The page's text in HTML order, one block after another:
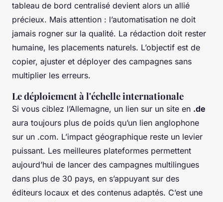
tableau de bord centralisé devient alors un allié
précieux. Mais attention : l’automatisation ne doit
jamais rogner sur la qualité. La rédaction doit rester
humaine, les placements naturels. L’objectif est de
copier, ajuster et déployer des campagnes sans
multiplier les erreurs.
Le déploiement à l'échelle internationale
Si vous ciblez l’Allemagne, un lien sur un site en .de
aura toujours plus de poids qu’un lien anglophone
sur un .com. L’impact géographique reste un levier
puissant. Les meilleures plateformes permettent
aujourd’hui de lancer des campagnes multilingues
dans plus de 30 pays, en s’appuyant sur des
éditeurs locaux et des contenus adaptés. C’est une